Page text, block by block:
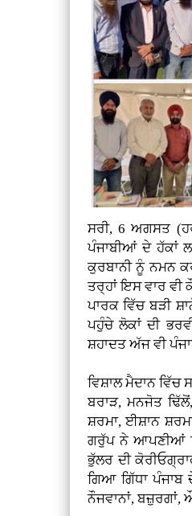
ਸਰੀ, 6 ਅਗਸਤ
ਪੰਜਾਬੀਆਂ ਦੇ ਹੱਕਾਂ
ਕੁਰਬਾਨੀ ਨੂੰ ਨਮਨ
ਤਰ੍ਹਾਂ ਇਸ ਵਾਰ ਵੀ
ਪਾਰਕ ਵਿੱਚ ਬੜੀ
ਪਹੁੰਚੇ ਲੋਕਾਂ ਦੀ
ਸ਼ਹਾਦਤ ਅੱਜ ਵੀ
ਵਿਸ਼ਾਲ ਮੈਦਾਨ
ਬਰਾੜ, ਮਨਜੋਤ
ਸ਼ਰਮਾ, ਈਸ਼ਾਨ
ਗਰੁੱਪ ਨੇ ਆਪਣੀਆਂ
ਭੁੱਲਰ ਦੀ
ਗਿਆ ਗਿੱਧਾ
ਨੌਜਵਾਨਾਂ, ਬਜ਼ੁਰਗਾਂ,